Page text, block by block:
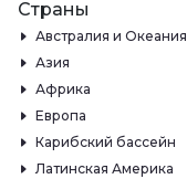
Страны
Австралия и Океания
Азия
Африка
Европа
Карибский бассейн
Латинская Америка